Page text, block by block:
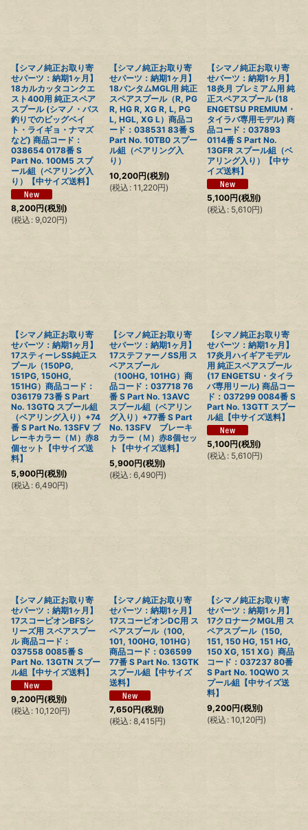
【シマノ純正お取り寄
せパーツ：納期1ヶ月】
18カルカッタコンクエ
スト400用 純正スペア
スプール (シマノ・バス
釣りでのビッグベイ
ト・ライギョ・ナマズ
など) 商品コード：
038654 0178番 S
Part No. 100M5 スプ
ール組（ベアリング入
り）【中サイズ送料】
8,200円(税別)
(税込 : 9,020円)
【シマノ純正お取り寄
せパーツ：納期1ヶ月】
18バンタムMGL用 純正
スペアスプール（R, PG
R, HG R, XG R, L, PG
L, HGL, XG L）商品コ
ード：038531 83番 S
Part No. 10TB0 スプー
ル組（ベアリング入
り）
10,200円(税別)
(税込 : 11,220円)
【シマノ純正お取り寄
せパーツ：納期1ヶ月】
18炎月 プレミアム用 純
正スペアスプール (18
ENGETSU PREMIUM・
タイラバ専用モデル) 商
品コード：037893
0114番 S Part No.
13GFR スプール組（ベ
アリング入り）【中サ
イズ送料】
5,100円(税別)
(税込 : 5,610円)
【シマノ純正お取り寄
せパーツ：納期1ヶ月】
17スティーレSS純正ス
プール（150PG,
151PG, 150HG,
151HG）商品コード：
036179 73番 S Part
No. 13GTQ スプール組
（ベアリング入り）+74
番 S Part No. 13SFV ブ
レーキカラー（Ｍ）赤8
個セット【中サイズ送
料】
5,900円(税別)
(税込 : 6,490円)
【シマノ純正お取り寄
せパーツ：納期1ヶ月】
17ステファーノSS用 ス
ペアスプール
（100HG, 101HG）商
品コード：037718 76
番 S Part No. 13AVC
スプール組（ベアリン
グ入り）+77番 S Part
No. 13SFV ブレーキ
カラー（Ｍ）赤8個セッ
ト【中サイズ送料】
5,900円(税別)
(税込 : 6,490円)
【シマノ純正お取り寄
せパーツ：納期1ヶ月】
17炎月ハイギアモデル
用 純正スペアスプール
(17 ENGETSU・タイラ
バ専用リール) 商品コー
ド：037299 0084番 S
Part No. 13GTT スプー
ル組【中サイズ送料】
5,100円(税別)
(税込 : 5,610円)
【シマノ純正お取り寄
せパーツ：納期1ヶ月】
17スコーピオンBFSシ
リーズ用 スペアスプー
ル 商品コード：
037558 0085番 S
Part No. 13GTN スプー
ル組【中サイズ送料】
9,200円(税別)
(税込 : 10,120円)
【シマノ純正お取り寄
せパーツ：納期1ヶ月】
17スコーピオンDC用 ス
ペアスプール（100,
101, 100HG, 101HG）
商品コード：036599
77番 S Part No. 13GTK
スプール組【中サイズ
送料】
7,650円(税別)
(税込 : 8,415円)
【シマノ純正お取り寄
せパーツ：納期1ヶ月】
17クロナークMGL用 ス
ペアスプール（150,
151, 150 HG, 151 HG,
150 XG, 151 XG）商品
コード：037237 80番
S Part No. 10QW0 ス
プール組【中サイズ送
料】
9,200円(税別)
(税込 : 10,120円)